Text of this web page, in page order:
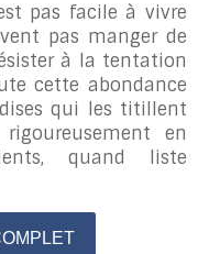
pas facile à vivre
pas manger de
à la tentation
cette abondance
qui les titillent
en
quand liste